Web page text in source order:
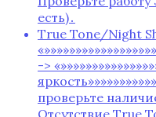
есть)․
True Tone/Night
->
проверьте
Отсутствие True